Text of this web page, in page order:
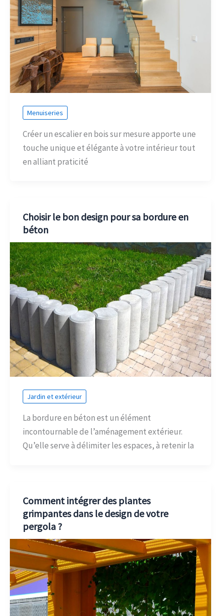
Menuiseries
Créer un escalier en bois sur mesure apporte une
touche unique et élégante à votre intérieur tout
en alliant praticité
Choisir le bon design pour sa bordure en
béton
Jardin et extérieur
La bordure en béton est un élément
incontournable de l’aménagement extérieur.
Qu’elle serve à délimiter les espaces, à retenir la
Comment intégrer des plantes
grimpantes dans le design de votre
pergola ?